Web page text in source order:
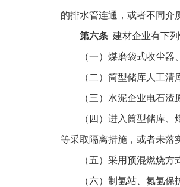
的排水管连通，或者不同介
第六条 建材企业有下
（一）煤磨袋式收尘
（二）筒型储库人工
（三）水泥企业电石
（四）进入筒型储库
等采取隔离措施，或者未落
（五）采用预混燃烧
（六）制氢站、氮氢